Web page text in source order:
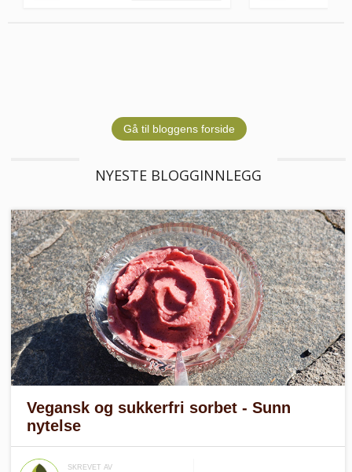
Gå til bloggens forside
NYESTE BLOGGINNLEGG
Vegansk og sukkerfri sorbet - Sunn
nytelse
SKREVET AV